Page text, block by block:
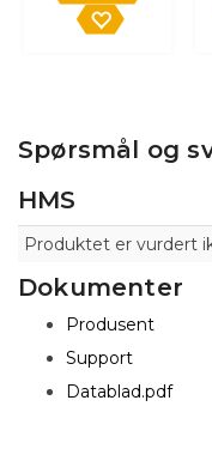
Spørsmål og
HMS
Produktet er vurdert
Dokumenter
Produsent
Support
Datablad.pdf